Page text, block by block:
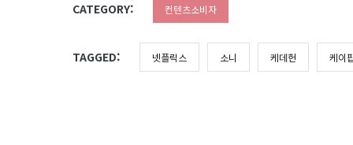
CATEGORY: 컨텐츠소비자
TAGGED: 넷플릭스 소니 케데헌 케이